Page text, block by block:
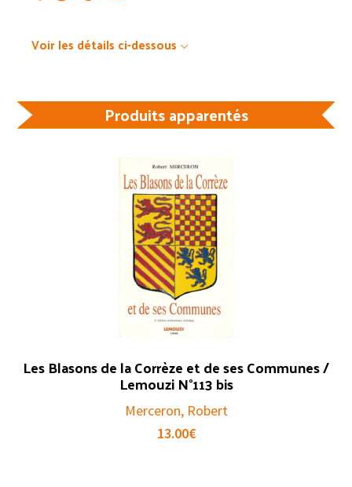
N°6
et
généalogie
Voir les détails ci-dessous
Produits apparentés
Les Blasons de la Corrèze et de ses Communes /
Lemouzi N°113 bis
Merceron, Robert
13.00€